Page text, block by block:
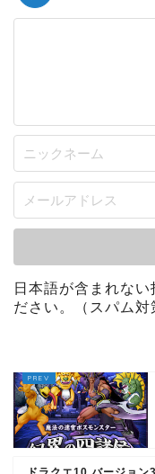
日本語が含まれな
ださい。（スパム対